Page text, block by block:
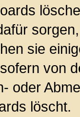
sie
von
oder
löscht.